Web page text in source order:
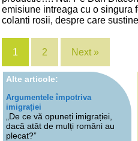
emisiune intreaga cu o singura
colanti rosii, despre care
1 2 Next »
Alte articole:
Argumentele împotriva
imigrației
„De ce vă opuneți imigrației,
dacă atât de mulți români au
plecat?”